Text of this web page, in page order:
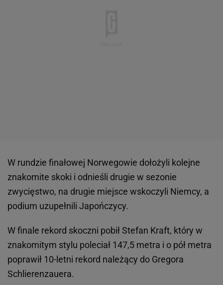
W rundzie finałowej Norwegowie dołożyli kolejne
znakomite skoki i odnieśli drugie w sezonie
zwycięstwo, na drugie miejsce wskoczyli Niemcy, a
podium uzupełnili Japończycy.
W finale rekord skoczni pobił Stefan Kraft, który w
znakomitym stylu poleciał 147,5 metra i o pół metra
poprawił 10-letni rekord należący do Gregora
Schlierenzauera.